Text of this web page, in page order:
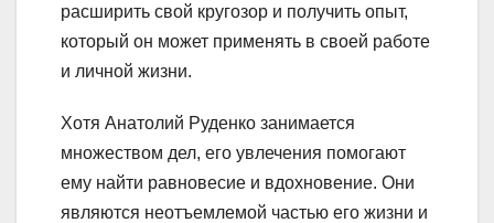
расширить свой кругозор и получить опыт,
который он может применять в своей работе
и личной жизни.
Хотя Анатолий Руденко занимается
множеством дел, его увлечения помогают
ему найти равновесие и вдохновение. Они
являются неотъемлемой частью его жизни и